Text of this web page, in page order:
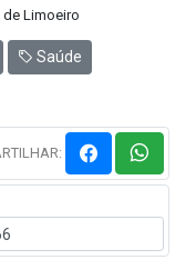
Limoeiro
Saúde